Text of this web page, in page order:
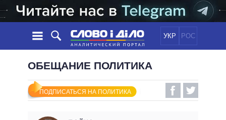
УКР РОС
НОВОСТИ
ЛЕНТА
СОБЫТИЯ
СТАТЬИ
ПОЛИТИКА
ЭКОНОМИКА
ОБЕЩАНИЯ
ОБЕЩАНИЕ ПОЛИТИКА
ПОДПИСАТЬСЯ НА ПОЛИТИКА